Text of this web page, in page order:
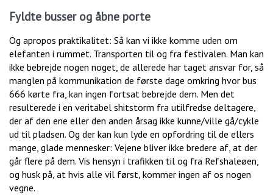
Fyldte busser og åbne porte
Og apropos praktikalitet: Så kan vi ikke komme uden om
elefanten i rummet. Transporten til og fra festivalen. Man kan
ikke bebrejde nogen noget, de allerede har taget ansvar for, så
manglen på kommunikation de første dage omkring hvor bus
666 kørte fra, kan ingen fortsat bebrejde dem. Men det
resulterede i en veritabel shitstorm fra utilfredse deltagere,
der af den ene eller den anden årsag ikke kunne/ville gå/cykle
ud til pladsen. Og der kan kun lyde en opfordring til de ellers
mange, glade mennesker: Vejene bliver ikke bredere af, at der
går flere på dem. Vis hensyn i trafikken til og fra Refshaleøen,
og husk på, at hvis alle vil først, kommer ingen af os nogen
vegne.